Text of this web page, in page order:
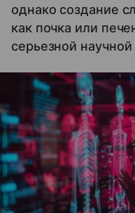
однако создание
как почка или
серьезной научной